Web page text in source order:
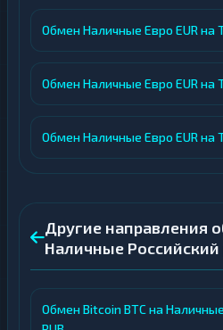
Обмен Наличные Евро EUR на
Обмен Наличные Евро EUR на
Обмен Наличные Евро EUR на
Другие направления
Наличные Российский
Обмен Bitcoin BTC на